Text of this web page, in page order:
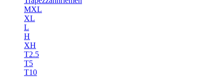
MXL
XL
L
H
XH
T2.5
T5
T10